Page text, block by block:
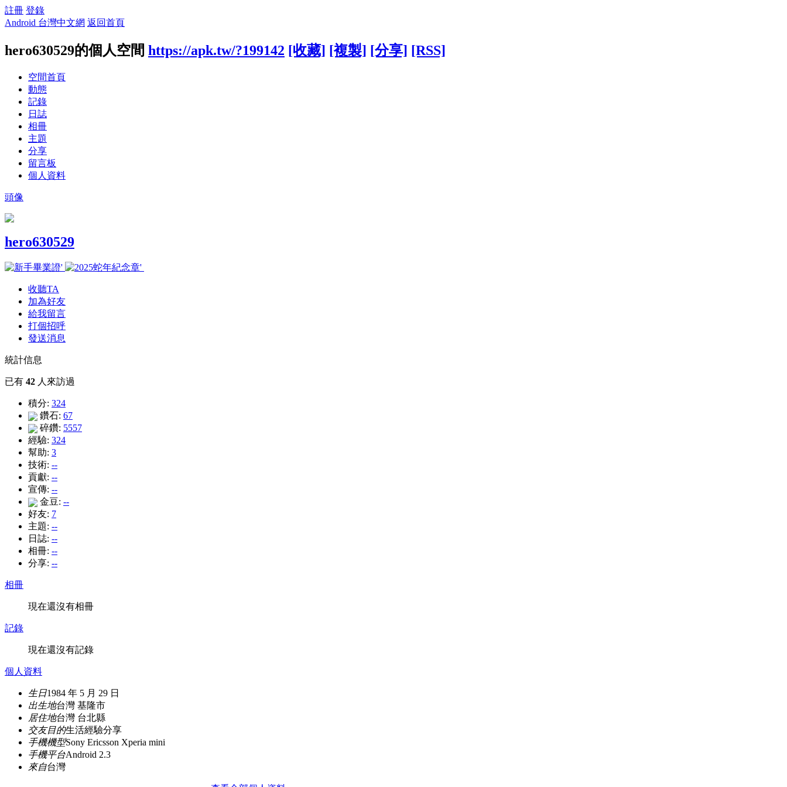
註冊 登錄
Android 台灣中文網 返回首頁
hero630529的個人空間 https://apk.tw/?199142 [收藏] [複製] [分享] [RSS]
空間首頁
動態
記錄
日誌
相冊
主題
分享
留言板
個人資料
頭像
hero630529
收聽TA
加為好友
給我留言
打個招呼
發送消息
統計信息
已有 42 人來訪過
積分: 324
鑽石: 67
碎鑽: 5557
經驗: 324
幫助: 3
技術: --
貢獻: --
宣傳: --
金豆: --
好友: 7
主題: --
日誌: --
相冊: --
分享: --
相冊
現在還沒有相冊
記錄
現在還沒有記錄
個人資料
生日1984 年 5 月 29 日
出生地台灣 基隆市
居住地台灣 台北縣
交友目的生活經驗分享
手機機型Sony Ericsson Xperia mini
手機平台Android 2.3
來自台灣